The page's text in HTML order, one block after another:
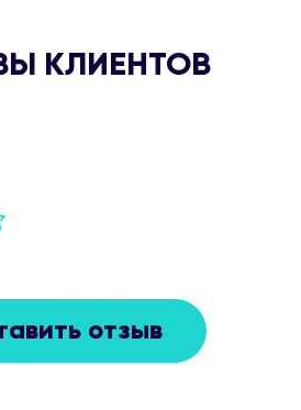
КЛИЕНТОВ
отзыв